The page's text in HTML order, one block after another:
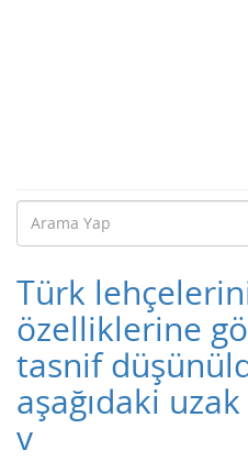
Türk
özelliklerine
tasnif
aşağıdaki
v